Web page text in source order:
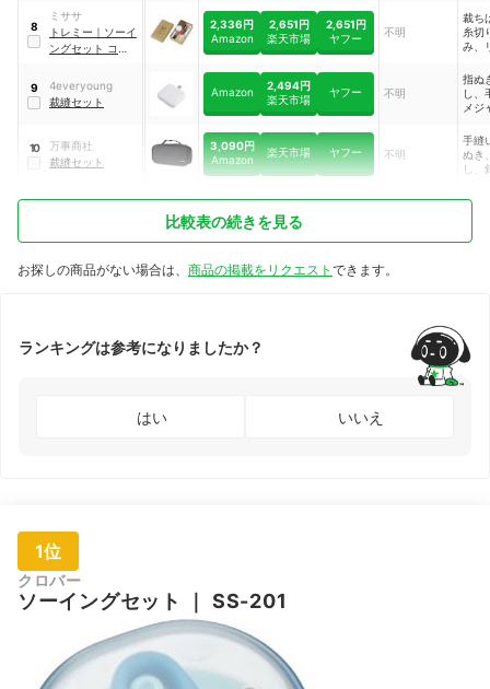
ー、
縫い
き
ャコ
ル、
針、
糸
し、
し、
筆削
8
ミササ
トレミー ｜ ソーイ
ングセット コンパ
7870
2,336円
Amazon
2,651円
楽天市場
2,651円
ヤフー
不明
裁ち
糸切
み、
ー、
縫い
き、
ル、
し
9
4everyoung
裁縫セット
Amazon
2,494円
楽天市場
ヤフー 不明
指ぬ
し、
メジ
い糸
10
万事商社
裁縫セット
3,090円
Amazon
楽天市場 ヤフー 不明
手縫
ぬき
し、
ピン
ペン
比較表の続きを見る
お探しの商品がない場合は、 商品の掲載をリクエスト できます。
ランキングは参考になりましたか？
はい いいえ
1位
クロバー
ソーイングセット SS-201